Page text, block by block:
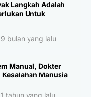
Langkah Adalah
Untuk
9 bulan yang lalu
Manual, Dokter
Manusia
1 tahun yang lalu